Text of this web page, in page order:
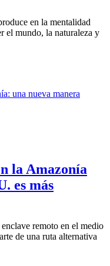
en la mentalidad
el mundo, la naturaleza y
la Amazonía
es más
remoto en el medio
de una ruta alternativa